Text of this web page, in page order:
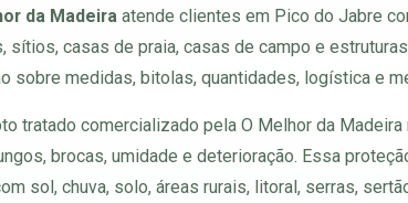
da Madeira atende clientes em Pico do Jabre
sítios, casas de praia, casas de campo e
sobre medidas, bitolas, quantidades, logística e
tratado comercializado pela O Melhor da Madeira
brocas, umidade e deterioração. Essa
sol, chuva, solo, áreas rurais, litoral, serras,